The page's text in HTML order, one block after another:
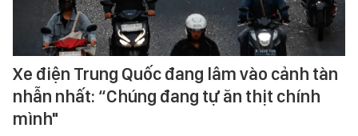
Xe điện Trung Quốc đang lâm vào cảnh tàn
nhẫn nhất: “Chúng đang tự ăn thịt chính
mình"